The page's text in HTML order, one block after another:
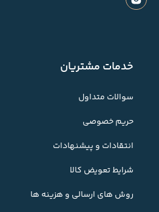
خدمات مشتریان
سوالات متداول
حریم خصوصی
انتقادات و پیشنهادات
شرایط تعویض کالا
روش های ارسالی و هزینه ها